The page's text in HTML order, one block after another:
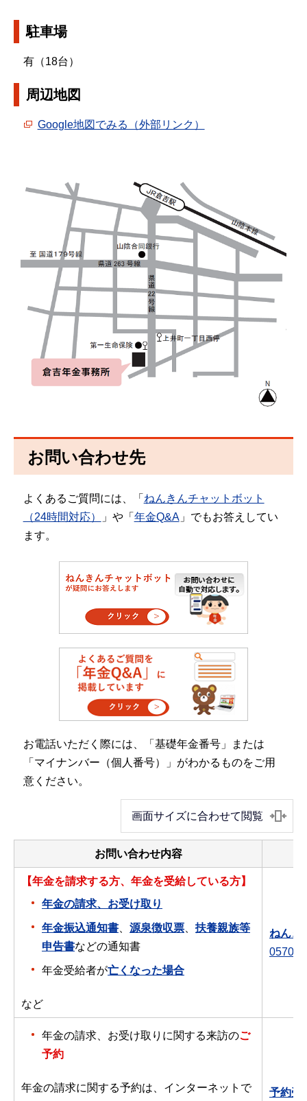
駐車場
有（18台）
周辺地図
Google地図でみる（外部リンク）
お問い合わせ先
よくあるご質問には、「 ねんきんチャットボット
（24時間対応）
」や「 年金Q&A」でもお答えしてい
ます。
お電話いただく際には、「基礎年金番号」または
「マイナンバー（個人番号）」がわかるものをご用
意ください。
画面サイズに合わせて閲覧
お問い合わせ内容
【年金を請求する方、年金を受給している方】
年金の請求、お受け取り
年金振込通知書、 源泉徴収票、 扶養親族等
申告書などの通知書
年金受給者が亡くなった場合
など
ねんき
0570-
年金の請求、お受け取りに関する来訪のご
予約
年金の請求に関する予約は、インターネットで
予約受